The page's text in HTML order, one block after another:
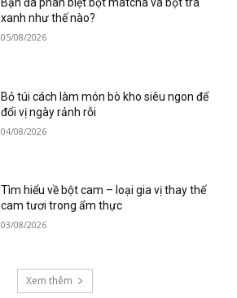
xanh như thế nào?
05/08/2026
Bỏ túi cách làm món bò kho siêu ngon để
đổi vị ngày rảnh rỗi
04/08/2026
Tìm hiểu về bột cam – loại gia vị thay thế
cam tươi trong ẩm thực
03/08/2026
Xem thêm